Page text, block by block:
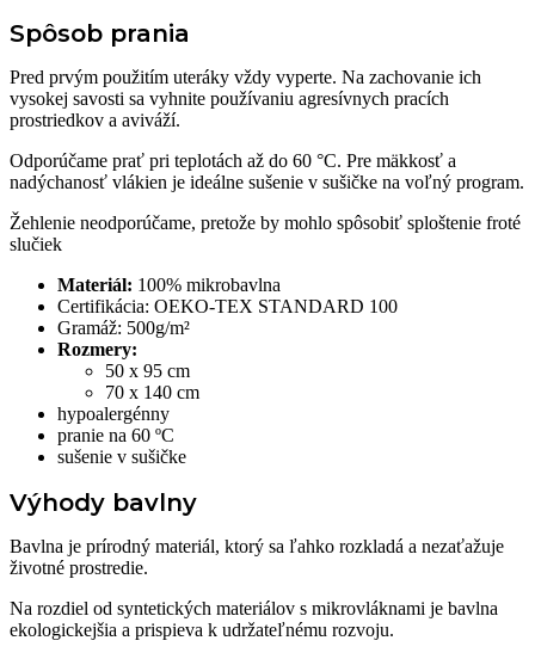
Spôsob prania
Pred prvým použitím uteráky vždy vyperte. Na zachovanie ich
vysokej savosti sa vyhnite používaniu agresívnych pracích
prostriedkov a aviváží.
Odporúčame prať pri teplotách až do 60 °C. Pre mäkkosť a
nadýchanosť vlákien je ideálne sušenie v sušičke na voľný program.
Žehlenie neodporúčame, pretože by mohlo spôsobiť sploštenie froté
slučiek
Materiál: 100% mikrobavlna
Certifikácia: OEKO-TEX STANDARD 100
Gramáž: 500g/m²
Rozmery:
50 x 95 cm
70 x 140 cm
hypoalergénny
pranie na 60 ºC
sušenie v sušičke
Výhody bavlny
Bavlna je prírodný materiál, ktorý sa ľahko rozkladá a nezaťažuje
životné prostredie.
Na rozdiel od syntetických materiálov s mikrovláknami je bavlna
ekologickejšia a prispieva k udržateľnému rozvoju.